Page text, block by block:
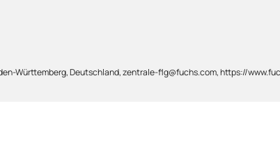
Württemberg, Deutschland, zentrale-flg@fuchs.com, https://